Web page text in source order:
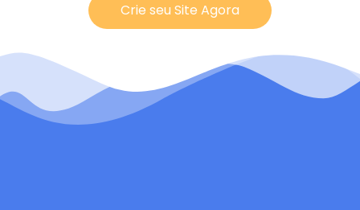
Crie seu Site Agora